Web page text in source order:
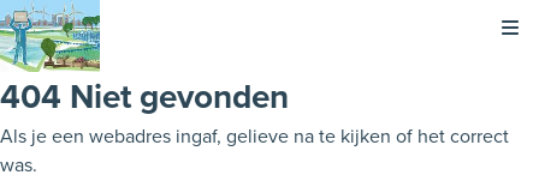
404 Niet gevonden
Als je een webadres ingaf, gelieve na te kijken of het correct
was.